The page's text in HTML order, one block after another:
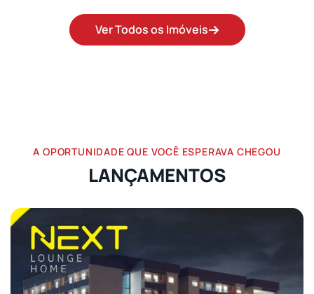
Ver Todos os Imóveis
A OPORTUNIDADE QUE VOCÊ ESPERAVA CHEGOU
LANÇAMENTOS